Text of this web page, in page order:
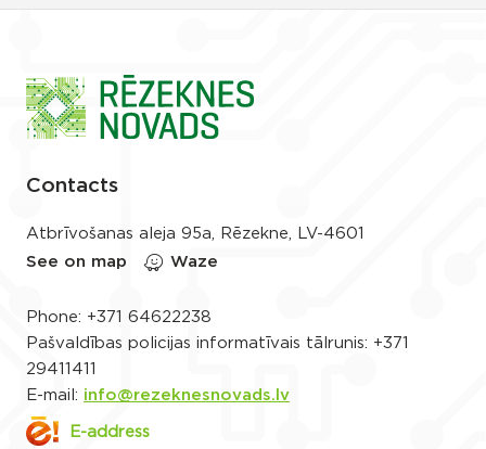
Contacts
Atbrīvošanas aleja 95a, Rēzekne, LV-4601
See on map
Waze
Phone: +371 64622238
Pašvaldības policijas informatīvais tālrunis: +371
29411411
E-mail: info@rezeknesnovads.lv
E-address